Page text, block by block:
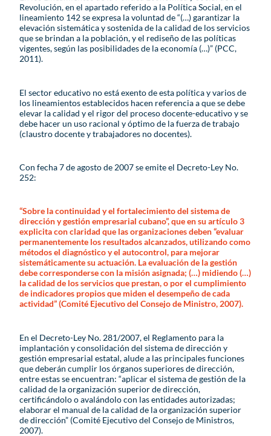
Revolución, en el apartado referido a la Política Social, en el
lineamiento 142 se expresa la voluntad de “(…) garantizar la
elevación sistemática y sostenida de la calidad de los servicios
que se brindan a la población, y el rediseño de las políticas
vigentes, según las posibilidades de la economía (…)” (PCC,
2011).
El sector educativo no está exento de esta política y varios de
los lineamientos establecidos hacen referencia a que se debe
elevar la calidad y el rigor del proceso docente-educativo y se
debe hacer un uso racional y óptimo de la fuerza de trabajo
(claustro docente y trabajadores no docentes).
Con fecha 7 de agosto de 2007 se emite el Decreto-Ley No.
252:
“Sobre la continuidad y el fortalecimiento del sistema de
dirección y gestión empresarial cubano”, que en su artículo 3
explicita con claridad que las organizaciones deben “evaluar
permanentemente los resultados alcanzados, utilizando como
métodos el diagnóstico y el autocontrol, para mejorar
sistemáticamente su actuación. La evaluación de la gestión
debe corresponderse con la misión asignada; (…) midiendo (…)
la calidad de los servicios que prestan, o por el cumplimiento
de indicadores propios que miden el desempeño de cada
actividad” (Comité Ejecutivo del Consejo de Ministro, 2007).
En el Decreto-Ley No. 281/2007, el Reglamento para la
implantación y consolidación del sistema de dirección y
gestión empresarial estatal, alude a las principales funciones
que deberán cumplir los órganos superiores de dirección,
entre estas se encuentran: “aplicar el sistema de gestión de la
calidad de la organización superior de dirección,
certificándolo o avalándolo con las entidades autorizadas;
elaborar el manual de la calidad de la organización superior
de dirección” (Comité Ejecutivo del Consejo de Ministros,
2007).